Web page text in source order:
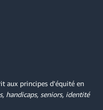
aux principes d'équité en
handicaps, seniors, identité